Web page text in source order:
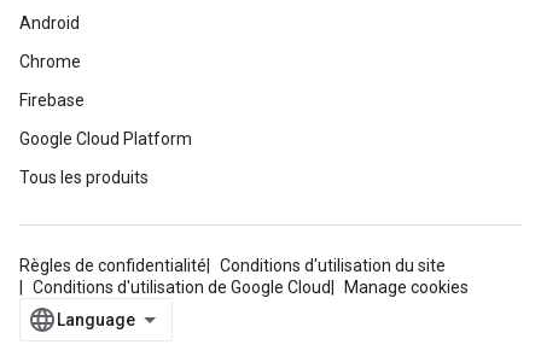
Android
Chrome
Firebase
Google Cloud Platform
Tous les produits
Règles de confidentialité
Conditions d'utilisation du site
Conditions d'utilisation de Google Cloud
Manage cookies